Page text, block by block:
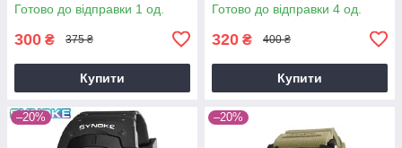
Готово до відправки 1 од.
300 ₴ 375 ₴
Купити
Готово до відправки 4 од.
320 ₴ 400 ₴
Купити
–20% –20%